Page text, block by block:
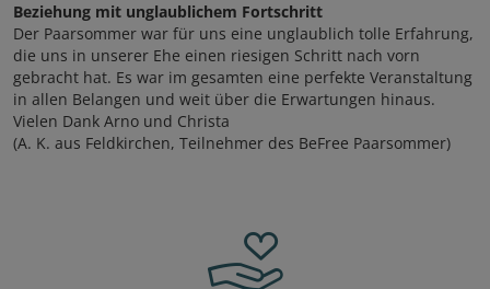
Beziehung mit unglaublichem Fortschritt
Der Paarsommer war für uns eine unglaublich tolle Erfahrung,
die uns in unserer Ehe einen riesigen Schritt nach vorn
gebracht hat. Es war im gesamten eine perfekte Veranstaltung
in allen Belangen und weit über die Erwartungen hinaus.
Vielen Dank Arno und Christa
(A. K. aus Feldkirchen, Teilnehmer des BeFree Paarsommer)